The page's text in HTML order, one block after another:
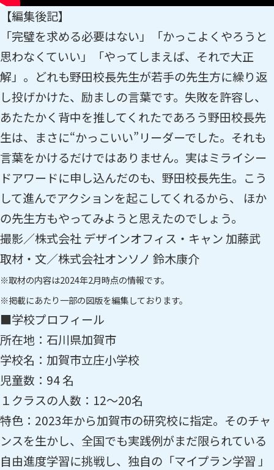
【編集後記】
「完璧を求める必要はない」「かっこよくやろうと
思わなくていい」「やってしまえば、それで大正
解」。どれも野田校長先生が若手の先生方に繰り返
し投げかけた、励ましの言葉です。失敗を許容し、
あたたかく背中を推してくれたであろう野田校長先
生は、まさに“かっこいい”リーダーでした。それも
言葉をかけるだけではありません。実はミライシー
ドアワードに申し込んだのも、野田校長先生。こう
して進んでアクションを起こしてくれるから、 ほか
の先生方もやってみようと思えたのでしょう。
撮影／株式会社 デザインオフィス・キャン 加藤武
取材・文／株式会社オンソノ 鈴木康介
※取材の内容は2024年2月時点の情報です。
※掲載にあたり一部の図版を編集しております。
■学校プロフィール
所在地：石川県加賀市
学校名：加賀市立庄小学校
児童数：94 名
１クラスの人数：12〜20名
特色：2023年から加賀市の研究校に指定。そのチャ
ンスを生かし、全国でも実践例がまだ限られている
自由進度学習に挑戦し、独自の「マイプラン学習 」